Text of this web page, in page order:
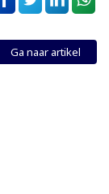
Ga naar artikel